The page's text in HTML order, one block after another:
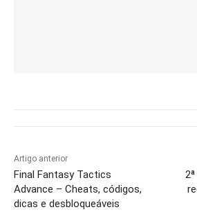
Artigo anterior
Final Fantasy Tactics
Advance – Cheats, códigos,
dicas e desbloqueáveis